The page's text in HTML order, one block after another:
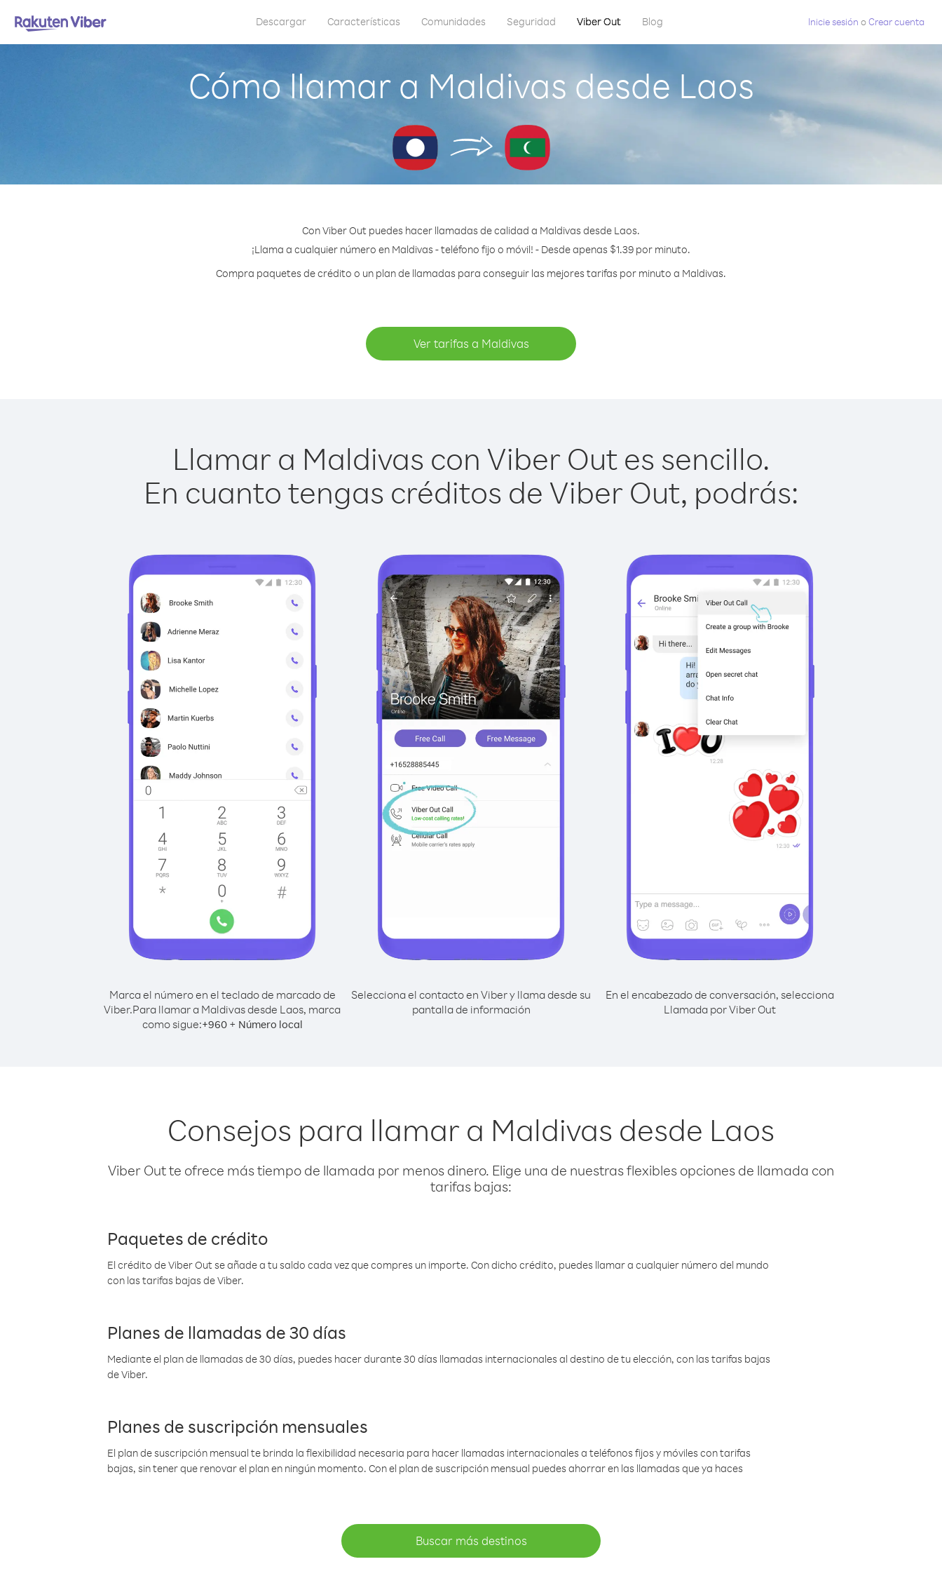
Descargar Características Comunidades Seguridad Viber Out Blog Inicie sesión oCrear cuenta
Cómo llamar a Maldivas desde Laos
Con Viber Out puedes hacer llamadas de calidad a Maldivas desde Laos.
¡Llama a cualquier número en Maldivas - teléfono fijo o móvil! - Desde apenas $1.39 por minuto.
Compra paquetes de crédito o un plan de llamadas para conseguir las mejores tarifas por minuto a Maldivas.
Ver tarifas a Maldivas
Llamar a Maldivas con Viber Out es sencillo.
En cuanto tengas créditos de Viber Out, podrás:
Marca el número en el teclado de marcado de
Viber.Para llamar a Maldivas desde Laos, marca
como sigue:+960+ Número local
Selecciona el contacto en Viber y llama desde su
pantalla de información
En el encabezado de conversación, selecciona
Llamada por Viber Out
Consejos para llamar a Maldivas desde Laos
Viber Out te ofrece más tiempo de llamada por menos dinero. Elige una de nuestras flexibles opciones de llamada con
tarifas bajas:
Paquetes de crédito
El crédito de Viber Out se añade a tu saldo cada vez que compres un importe. Con dicho crédito, puedes llamar a cualquier número del mundo
con las tarifas bajas de Viber.
Planes de llamadas de 30 días
Mediante el plan de llamadas de 30 días, puedes hacer durante 30 días llamadas internacionales al destino de tu elección, con las tarifas bajas
de Viber.
Planes de suscripción mensuales
El plan de suscripción mensual te brinda la flexibilidad necesaria para hacer llamadas internacionales a teléfonos fijos y móviles con tarifas
bajas, sin tener que renovar el plan en ningún momento. Con el plan de suscripción mensual puedes ahorrar en las llamadas que ya haces
Buscar más destinos